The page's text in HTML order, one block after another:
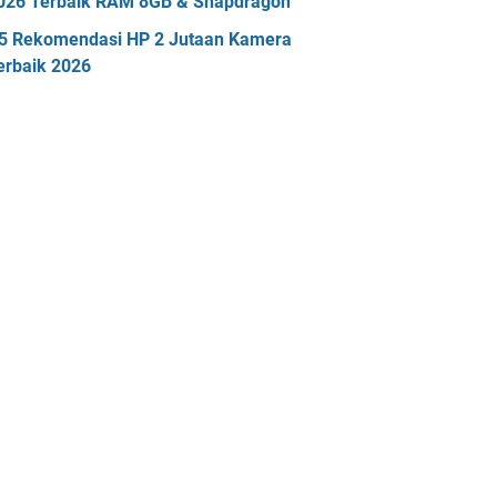
Rekomendasi HP 2 Jutaan Kamera
2026